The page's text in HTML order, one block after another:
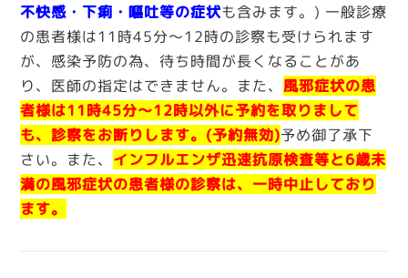
不快感・下痢・嘔吐等の症状も含みます。) 一般診療
の患者様は11時45分～12時の診察も受けられます
が、感染予防の為、待ち時間が長くなることがあ
り、医師の指定はできません。また、風邪症状の患
者様は11時45分～12時以外に予約を取りまして
も、診察をお断りします。(予約無効)予め御了承下
さい。また、 インフルエンザ迅速抗原検査等と6歳未
満の風邪症状の患者様の診察は、一時中止しており
ます。